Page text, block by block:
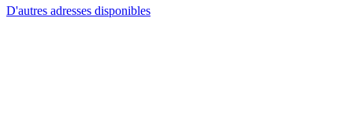
D'autres adresses disponibles